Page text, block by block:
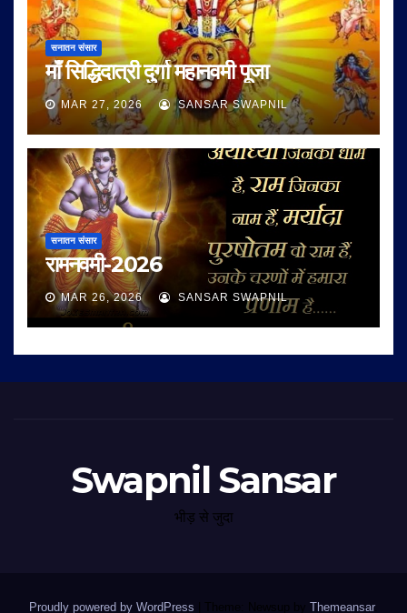
सनातन संसार
माँ सिद्धिदात्री दुर्गा महानवमी पूजा
MAR 27, 2026 SANSAR SWAPNIL
सनातन संसार
रामनवमी-2026
MAR 26, 2026 SANSAR SWAPNIL
Swapnil Sansar
भीड़ से जुदा
Proudly powered by WordPress Theme: Newsup by Themeansar.